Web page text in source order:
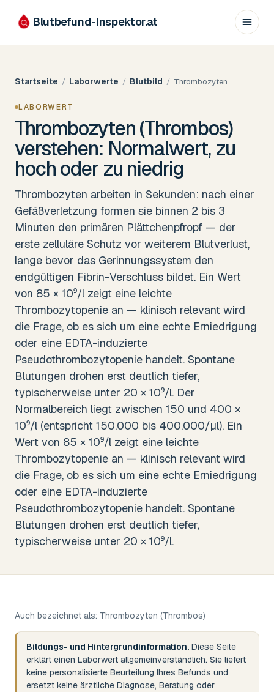
Blutbefund-Inspektor.at
Startseite / Laborwerte / Blutbild / Thrombozyten
LABORWERT
Thrombozyten (Thrombos)
verstehen: Normalwert, zu
hoch oder zu niedrig
Thrombozyten arbeiten in Sekunden: nach einer
Gefäßverletzung formen sie binnen 2 bis 3
Minuten den primären Plättchenpfropf — der
erste zelluläre Schutz vor weiterem Blutverlust,
lange bevor das Gerinnungssystem den
endgültigen Fibrin-Verschluss bildet. Ein Wert
von 85 × 10⁹/l zeigt eine leichte
Thrombozytopenie an — klinisch relevant wird
die Frage, ob es sich um eine echte Erniedrigung
oder eine EDTA-induzierte
Pseudothrombozytopenie handelt. Spontane
Blutungen drohen erst deutlich tiefer,
typischerweise unter 20 × 10⁹/l. Der
Normalbereich liegt zwischen 150 und 400 ×
10⁹/l (entspricht 150.000 bis 400.000/µl). Ein
Wert von 85 × 10⁹/l zeigt eine leichte
Thrombozytopenie an — klinisch relevant wird
die Frage, ob es sich um eine echte Erniedrigung
oder eine EDTA-induzierte
Pseudothrombozytopenie handelt. Spontane
Blutungen drohen erst deutlich tiefer,
typischerweise unter 20 × 10⁹/l.
Auch bezeichnet als: Thrombozyten (Thrombos)
Bildungs- und Hintergrundinformation. Diese Seite
erklärt einen Laborwert allgemeinverständlich. Sie liefert
keine personalisierte Beurteilung Ihres Befunds und
ersetzt keine ärztliche Diagnose, Beratung oder